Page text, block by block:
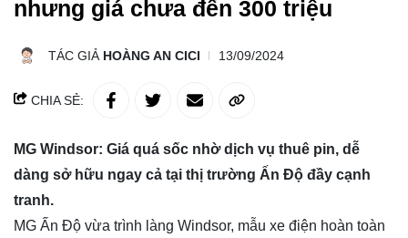
nhưng giá chưa đến 300 triệu
TÁC GIẢ HOÀNG AN CICI 13/09/2024
CHIA SẺ:
MG Windsor: Giá quá sốc nhờ dịch vụ thuê pin, dễ
dàng sở hữu ngay cả tại thị trường Ấn Độ đầy cạnh
tranh.
MG Ấn Độ vừa trình làng Windsor, mẫu xe điện hoàn toàn